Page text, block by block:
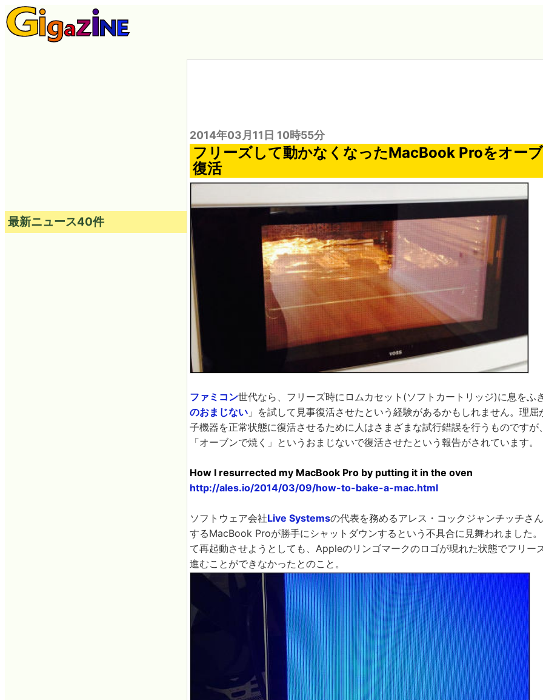
2014年03月11日 10時55分
フリーズして動かなくなったMacBook Proをオー
復活
ファミコン世代なら、フリーズ時にロムカセット(ソフトカートリッジ)に息をふ
のおまじない 」を試して見事復活させたという経験があるかもしれません。理
子機器を正常状態に復活させるために人はさまざまな試行錯誤を行うものです
「オーブンで焼く」というおまじないで復活させたという報告がされています。
How I resurrected my MacBook Pro by putting it in the oven
http://ales.io/2014/03/09/how-to-bake-a-mac.html
ソフトウェア会社Live Systemsの代表を務めるアレス・コックジャンチッチさ
するMacBook Proが勝手にシャットダウンするという不具合に見舞われました
て再起動させようとしても、Appleのリンゴマークのロゴが現れた状態でフリー
進むことができなかったとのこと。
最新ニュース40件